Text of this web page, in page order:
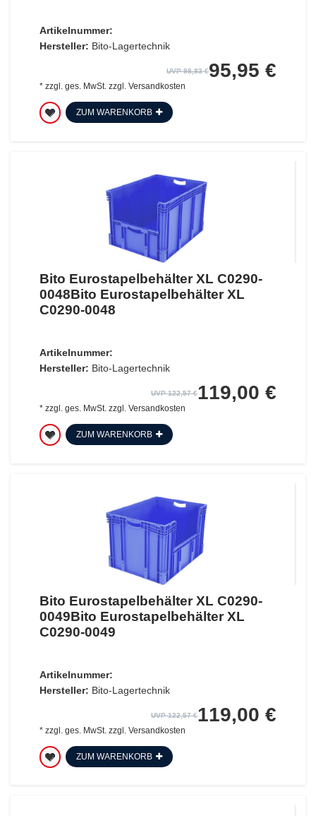
Artikelnummer:
Hersteller: Bito-Lagertechnik
UVP 98,83 €95,95 €
* zzgl. ges. MwSt.zzgl. Versandkosten
ZUM WARENKORB
Bito Eurostapelbehälter XL C0290-
0048Bito Eurostapelbehälter XL
C0290-0048
Artikelnummer:
Hersteller: Bito-Lagertechnik
UVP 122,57 €119,00 €
* zzgl. ges. MwSt.zzgl. Versandkosten
ZUM WARENKORB
Bito Eurostapelbehälter XL C0290-
0049Bito Eurostapelbehälter XL
C0290-0049
Artikelnummer:
Hersteller: Bito-Lagertechnik
UVP 122,57 €119,00 €
* zzgl. ges. MwSt. zzgl. Versandkosten
ZUM WARENKORB